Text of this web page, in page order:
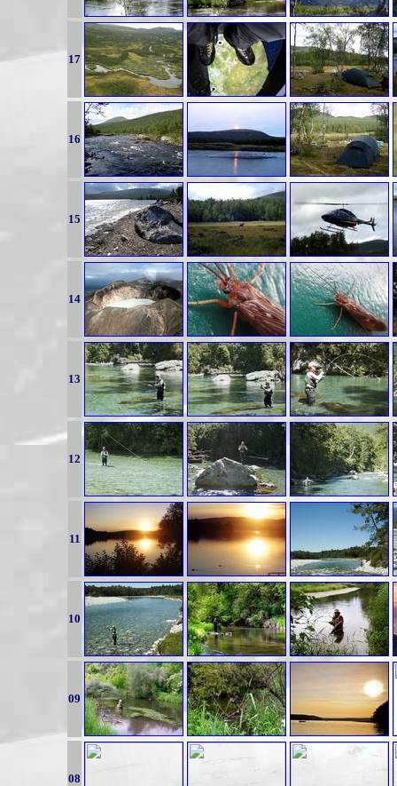
17
16
15
14
13
12
11
10
09
08